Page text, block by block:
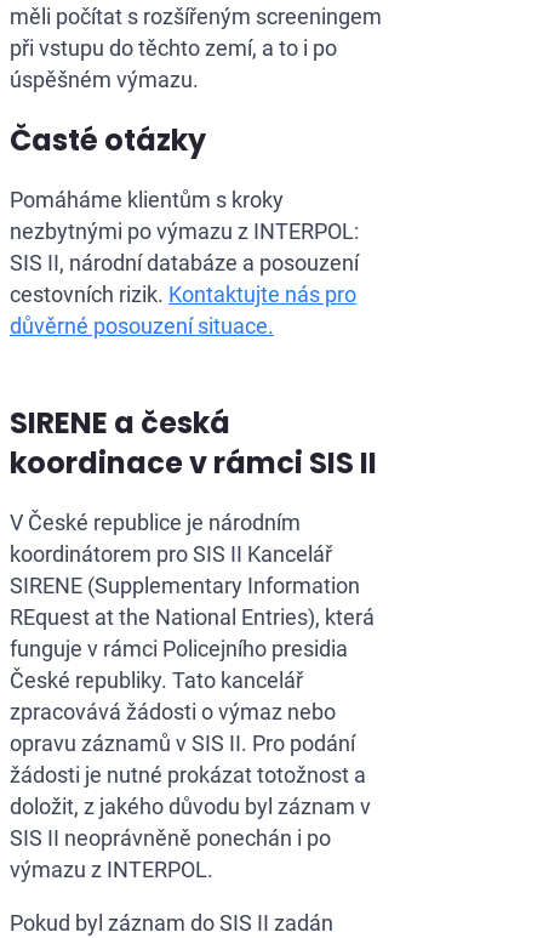
měli počítat s rozšířeným screeningem
při vstupu do těchto zemí, a to i po
úspěšném výmazu.
Časté otázky
Pomáháme klientům s kroky
nezbytnými po výmazu z INTERPOL:
SIS II, národní databáze a posouzení
cestovních rizik. Kontaktujte nás pro
důvěrné posouzení situace.
SIRENE a česká
koordinace v rámci SIS II
V České republice je národním
koordinátorem pro SIS II Kancelář
SIRENE (Supplementary Information
REquest at the National Entries), která
funguje v rámci Policejního presidia
České republiky. Tato kancelář
zpracovává žádosti o výmaz nebo
opravu záznamů v SIS II. Pro podání
žádosti je nutné prokázat totožnost a
doložit, z jakého důvodu byl záznam v
SIS II neoprávněně ponechán i po
výmazu z INTERPOL.
Pokud byl záznam do SIS II zadán